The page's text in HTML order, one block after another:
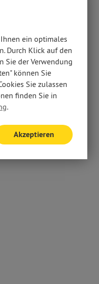
ein optimales
Durch Klick auf den
Sie der Verwendung
können Sie
Sie zulassen
finden Sie in
.
Akzeptieren